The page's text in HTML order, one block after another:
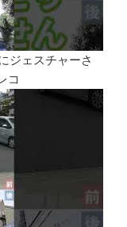
ジェスチャーさ
コ